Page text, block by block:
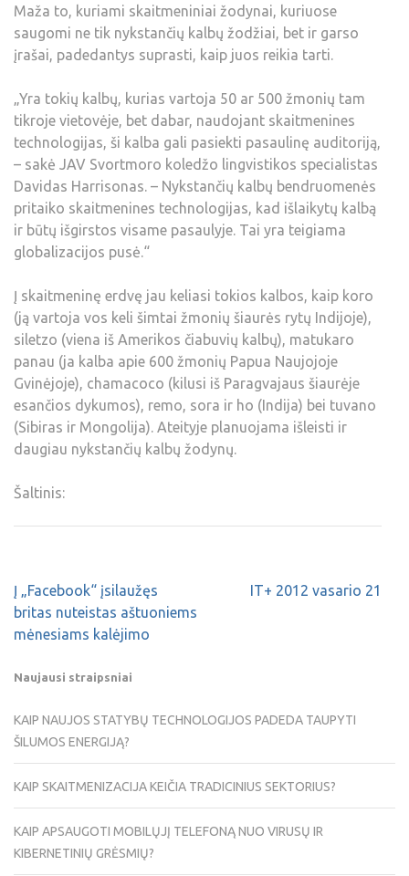
Maža to, kuriami skaitmeniniai žodynai, kuriuose
saugomi ne tik nykstančių kalbų žodžiai, bet ir garso
įrašai, padedantys suprasti, kaip juos reikia tarti.
„Yra tokių kalbų, kurias vartoja 50 ar 500 žmonių tam
tikroje vietovėje, bet dabar, naudojant skaitmenines
technologijas, ši kalba gali pasiekti pasaulinę auditoriją,
– sakė JAV Svortmoro koledžo lingvistikos specialistas
Davidas Harrisonas. – Nykstančių kalbų bendruomenės
pritaiko skaitmenines technologijas, kad išlaikytų kalbą
ir būtų išgirstos visame pasaulyje. Tai yra teigiama
globalizacijos pusė.“
Į skaitmeninę erdvę jau keliasi tokios kalbos, kaip koro
(ją vartoja vos keli šimtai žmonių šiaurės rytų Indijoje),
siletzo (viena iš Amerikos čiabuvių kalbų), matukaro
panau (ja kalba apie 600 žmonių Papua Naujojoje
Gvinėjoje), chamacoco (kilusi iš Paragvajaus šiaurėje
esančios dykumos), remo, sora ir ho (Indija) bei tuvano
(Sibiras ir Mongolija). Ateityje planuojama išleisti ir
daugiau nykstančių kalbų žodynų.
Šaltinis:
Į „Facebook“ įsilaužęs
britas nuteistas aštuoniems
mėnesiams kalėjimo
IT+ 2012 vasario 21
Naujausi straipsniai
KAIP NAUJOS STATYBŲ TECHNOLOGIJOS PADEDA TAUPYTI
ŠILUMOS ENERGIJĄ?
KAIP SKAITMENIZACIJA KEIČIA TRADICINIUS SEKTORIUS?
KAIP APSAUGOTI MOBILŲJĮ TELEFONĄ NUO VIRUSŲ IR
KIBERNETINIŲ GRĖSMIŲ?